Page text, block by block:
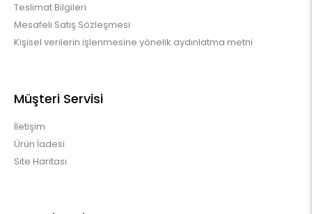
Teslimat Bilgileri
Mesafeli Satış Sözleşmesi
Kişisel verilerin işlenmesine yönelik aydınlatma metni
Müşteri Servisi
İletişim
Ürün İadesi
Site Haritası